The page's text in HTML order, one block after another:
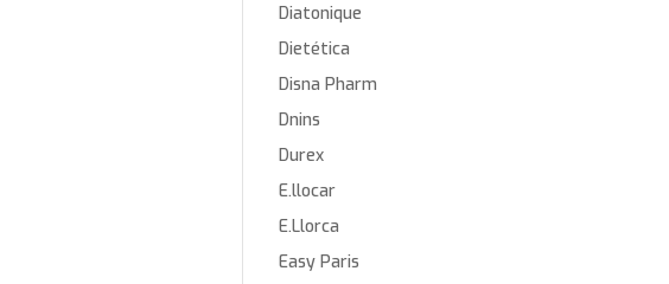
Diatonique
Dietética
Disna Pharm
Dnins
Durex
E.llocar
E.Llorca
Easy Paris